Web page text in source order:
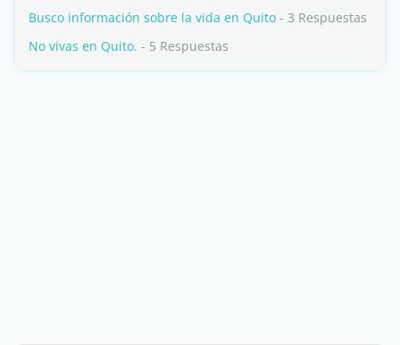
Busco información sobre la vida en Quito - 3 Respuestas
No vivas en Quito. - 5 Respuestas